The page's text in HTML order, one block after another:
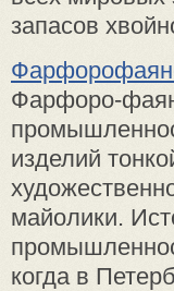
запасов
Фарфоро-
изделий
майолики.
когда в